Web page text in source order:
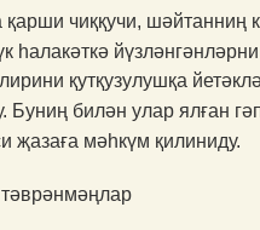
қарши чиққучи, шәйтанниң
һалакәткә
қутқузулушқа
Буниң билән улар ялған
җазаға мәһкүм қилиниду.